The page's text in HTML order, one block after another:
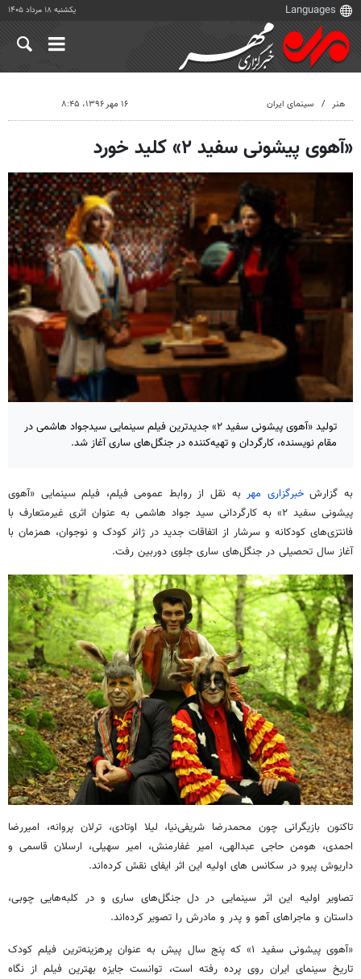
یکشنبه ۱۸ مرداد ۱۴۰۵
هنر سینمای ایران ۱۶ مهر ۱۳۹۶، ۸:۴۵
«آهوی پیشونی سفید ۲» کلید خورد
تولید «آهوی پیشونی سفید ۲» جدیدترین فیلم سینمایی سیدجواد هاشمی در
مقام نویسنده، کارگردان و تهیه‌کننده در جنگل‌های ساری آغاز شد.
به گزارشخبرگزاری مهربه نقل از روابط عمومی فیلم، فیلم سینمایی «آهوی
پیشونی سفید ۲» به کارگردانی سید جواد هاشمی به
عنوان اثری غیرمتعارف با
فانتزی‌های کودکانه و سرشار از اتفاقات جدید در ژانر کودک و نوجوان، همزمان با
آغاز سال تحصیلی در جنگل‌های ساری جلوی دوربین رفت.
تاکنون بازیگرانی چون محمدرضا شریفی‌نیا، لیلا اوتادی، ترلان پروانه، امیررضا
احمدی، هومن حاجی عبدالهی، امیر غفارمنش، امیر سهیلی، ارسلان قاسمی و
داریوش پیرو در سکانس های اولیه این اثر ایفای نقش کرده‌اند.
تصاویر اولیه این اثر سینمایی در دل جنگل‌های ساری و در کلبه‌هایی چوبی،
داستان و ماجراهای آهو و پدر و مادرش را تصویر کردهاند.
«آهوی پیشونی سفید ۱» که پنج سال پیش به‌ عنوان پرهزینه‌ترین فیلم کودک
تاریخ سینمای ایران روی پرده رفته است، توانست جایزه بهترین فیلم از نگاه